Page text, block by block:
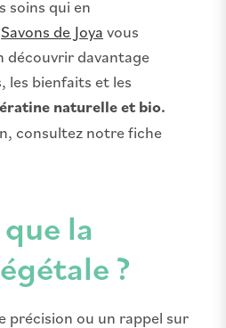
soins qui en
Savons de Joya vous
découvrir davantage
les bienfaits et les
naturelle et bio.
consultez notre fiche
la
?
précision ou un rappel sur